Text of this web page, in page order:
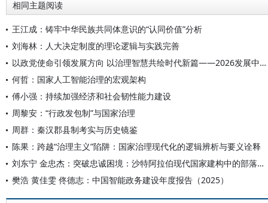
相同主题阅读
王江成：铸牢中华民族共同体意识的“认同价值”分析
刘海林：人大决定制度的理论逻辑与实践完善
以政党使命引领发展方向 以治理智慧共绘时代新篇——2026发展中国家国家治理高端智库平行论坛综述
何哲：国家人工智能治理的宏观架构
傅小强：持续加强经济和社会韧性能力建设
周黎安：“行政发包制”与国家治理
周群：秦汉郡县制考实与历史镜鉴
陈果：跨越“治理主义”陷阱：国家治理现代化的逻辑辨析与要义诠释
刘东宁 金忠杰：突破忠诚困境：沙特阿拉伯现代国家建构中的部落整合及国家治理承变
樊浩 黄佳雯 佟德志：中国智能政务建设年度报告（2025）